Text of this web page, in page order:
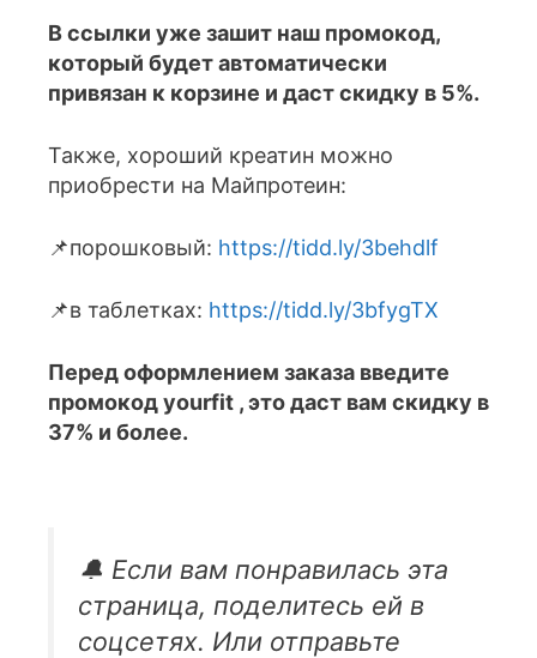
В ссылки уже зашит наш промокод,
который будет автоматически
привязан к корзине и даст скидку в 5%.
Также, хороший креатин можно
приобрести на Майпротеин:
📌порошковый: https://tidd.ly/3behdlf
📌в таблетках: https://tidd.ly/3bfygTX
Перед оформлением заказа введите
промокод yourfit , это даст вам скидку в
37% и более.
🔔 Если вам понравилась эта
страница, поделитесь ей в
соцсетях. Или отправьте